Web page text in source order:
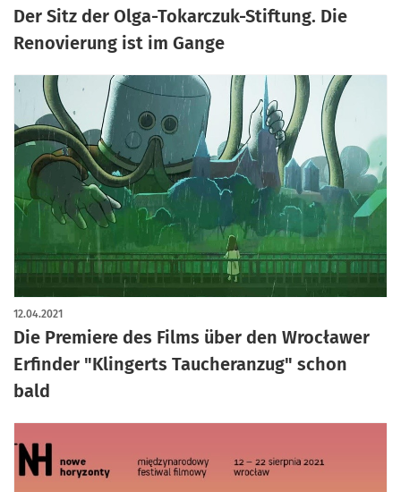
Der Sitz der Olga-Tokarczuk-Stiftung. Die
Renovierung ist im Gange
Die Premiere des Films über den Wrocławer
Erfinder "Klingerts Taucheranzug" schon
bald
12.04.2021